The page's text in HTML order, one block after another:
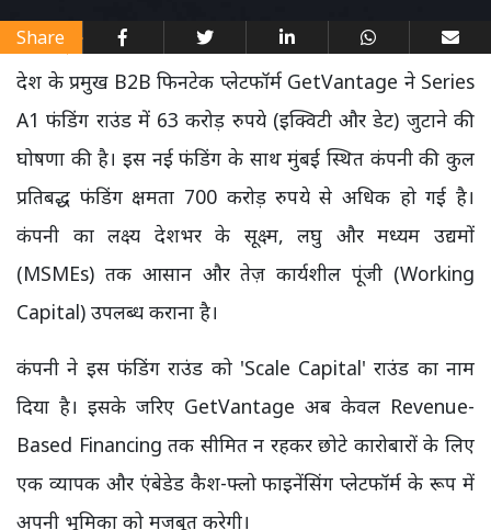
Share
देश के प्रमुख B2B फिनटेक प्लेटफॉर्म GetVantage ने Series
A1 फंडिंग राउंड में 63 करोड़ रुपये (इक्विटी और डेट) जुटाने की
घोषणा की है। इस नई फंडिंग के साथ मुंबई स्थित कंपनी की कुल
प्रतिबद्ध फंडिंग क्षमता 700 करोड़ रुपये से अधिक हो गई है।
कंपनी का लक्ष्य देशभर के सूक्ष्म, लघु और मध्यम उद्यमों
(MSMEs) तक आसान और तेज़ कार्यशील पूंजी (Working
Capital) उपलब्ध कराना है।
कंपनी ने इस फंडिंग राउंड को 'Scale Capital' राउंड का नाम
दिया है। इसके जरिए GetVantage अब केवल Revenue-
Based Financing तक सीमित न रहकर छोटे कारोबारों के लिए
एक व्यापक और एंबेडेड कैश-फ्लो फाइनेंसिंग प्लेटफॉर्म के रूप में
अपनी भूमिका को मजबूत करेगी।